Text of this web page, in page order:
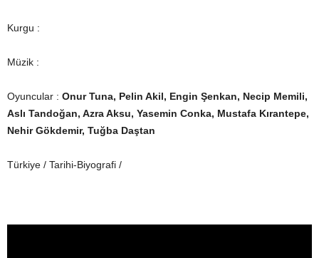
Kurgu :
Müzik :
Oyuncular : Onur Tuna, Pelin Akil, Engin Şenkan, Necip Memili,
Aslı Tandoğan, Azra Aksu, Yasemin Conka, Mustafa Kırantepe,
Nehir Gökdemir, Tuğba Daştan
Türkiye / Tarihi-Biyografi /